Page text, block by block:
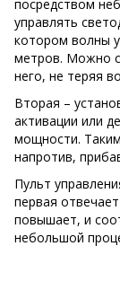
посредством
управлять
котором волны
метров. Можно
него, не теряя
Вторая –
активации или
мощности.
напротив,
Пульт
первая
повышает, и
небольшой